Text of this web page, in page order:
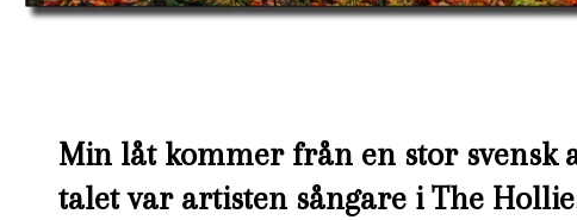
Min låt kommer från en stor svensk
talet var artisten sångare i The